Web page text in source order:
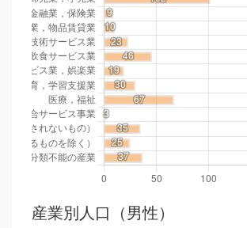
産業別人口（男性）